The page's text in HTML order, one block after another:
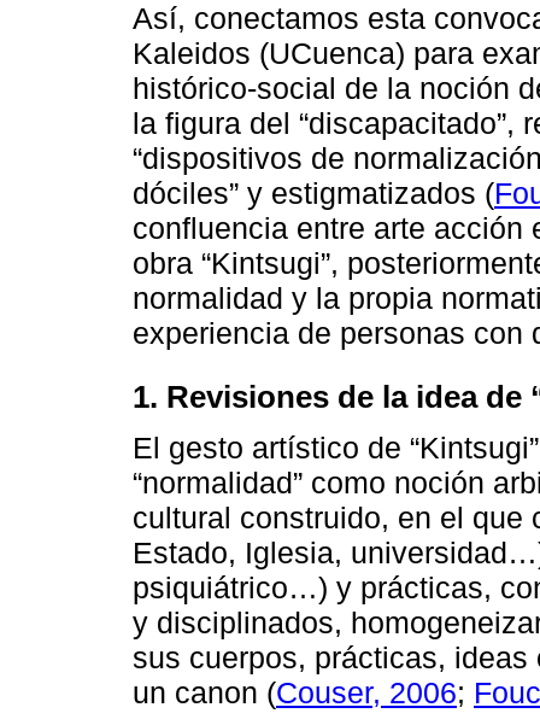
Así, conectamos esta
Kaleidos (UCuenca) para
histórico-social de la noción
la figura del “discapacitado”,
“dispositivos de
dóciles” y estigmatizados (
confluencia entre arte
obra “Kintsugi”,
normalidad y la propia
experiencia de personas con
1. Revisiones de la idea
El gesto artístico de
“normalidad” como noción
cultural construido, en el que
Estado, Iglesia,
psiquiátrico…) y prácticas,
y disciplinados,
sus cuerpos, prácticas,
un canon (Couser, 2006;